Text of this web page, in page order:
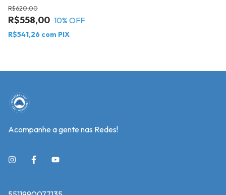
R$558,00
R$620,00
10% OFF
R$541,26 com PIX
Acompanhe a gente nas Redes!